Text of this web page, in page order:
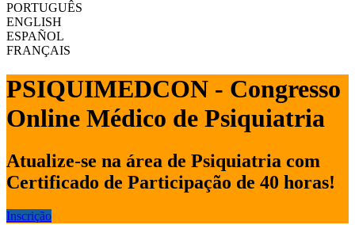
PORTUGUÊS
ENGLISH
ESPAÑOL
FRANÇAIS
PSIQUIMEDCON - Congresso
Online Médico de Psiquiatria
Atualize-se na área de Psiquiatria com
Certificado de Participação de 40 horas!
Inscrição